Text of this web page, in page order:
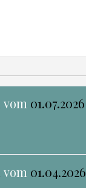
vom 01.07.2026
vom 01.04.2026